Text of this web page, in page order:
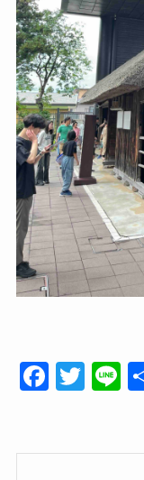
F
e
T
er
Li